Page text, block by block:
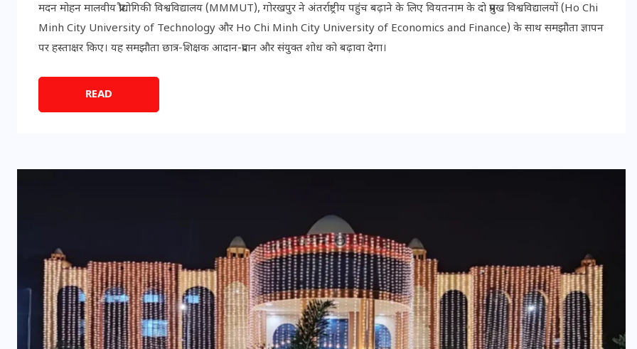
मदन मोहन मालवीय प्रौद्योगिकी विश्वविद्यालय (MMMUT), गोरखपुर ने अंतर्राष्ट्रीय पहुंच बढ़ाने के लिए वियतनाम के दो प्रमुख विश्वविद्यालयों (Ho Chi
Minh City University of Technology और Ho Chi Minh City University of Economics and Finance) के साथ समझौता ज्ञापन
पर हस्ताक्षर किए। यह समझौता छात्र-शिक्षक आदान-प्रदान और संयुक्त शोध को बढ़ावा देगा।
READ
जानें कब से शुरू होंगे आवेदन
16 दिसम्बर 2025
जानें कब से शुरू होंगे आवेदन
जिस कमरे में बिना बिजली-पंखे
के बीते 4 साल, उसे देख भावुक
हुए बृजभूषण सिंह, कहा-यहीं
तपकर बना सोना
जिस कमरे में बिना बिजली-पंखे
के बीते 4 साल, उसे देख भावुक
हुए बृजभूषण सिंह, कहा-यहीं
तपकर बना सोना